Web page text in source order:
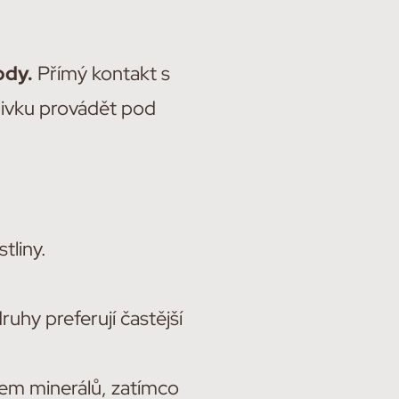
Přímý kontakt s
provádět pod
preferují častější
minerálů, zatímco